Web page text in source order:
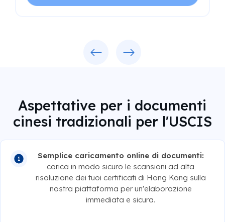
Aspettative per i documenti
cinesi tradizionali per l'USCIS
Semplice caricamento online di documenti:
carica in modo sicuro le scansioni ad alta
risoluzione dei tuoi certificati di Hong Kong sulla
nostra piattaforma per un'elaborazione
immediata e sicura.